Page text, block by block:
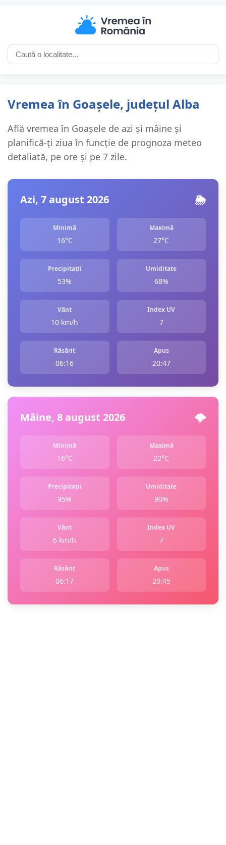
Vremea în Goașele, județul Alba
Află vremea în Goașele de azi și mâine și
planifică-ți ziua în funcție de prognoza meteo
detaliată, pe ore și pe 7 zile.
Azi, 7 august 2026 🌦️
Minimă
16°C
Maximă
27°C
Precipitații
53%
Umiditate
68%
Vânt
10 km/h
Index UV
7
Răsărit
06:16
Apus
20:47
Mâine, 8 august 2026 🌩️
Minimă
16°C
Maximă
22°C
Precipitații
95%
Umiditate
90%
Vânt
6 km/h
Index UV
7
Răsărit
06:17
Apus
20:45